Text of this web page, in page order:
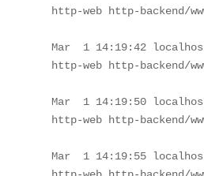
http-web http-backend/
Mar  1 14:19:42
http-web http-backend/
Mar  1 14:19:50
http-web http-backend/
Mar  1 14:19:55